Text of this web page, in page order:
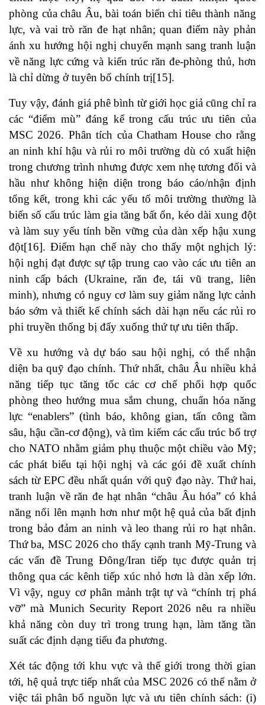
phòng của châu Âu, bài toán biến chi tiêu thành năng
lực, và vai trò răn đe hạt nhân; quan điểm này phản
ánh xu hướng hội nghị chuyển mạnh sang tranh luận
về năng lực cứng và kiến trúc răn đe-phòng thủ, hơn
là chỉ dừng ở tuyên bố chính trị[15].
Tuy vậy, đánh giá phê bình từ giới học giả cũng chỉ ra
các “điểm mù” đáng kể trong cấu trúc ưu tiên của
MSC 2026. Phân tích của Chatham House cho rằng
an ninh khí hậu và rủi ro môi trường dù có xuất hiện
trong chương trình nhưng được xem nhẹ tương đối và
hầu như không hiện diện trong báo cáo/nhận định
tổng kết, trong khi các yếu tố môi trường thường là
biến số cấu trúc làm gia tăng bất ổn, kéo dài xung đột
và làm suy yếu tính bền vững của dàn xếp hậu xung
đột[16]. Điểm hạn chế này cho thấy một nghịch lý:
hội nghị đạt được sự tập trung cao vào các ưu tiên an
ninh cấp bách (Ukraine, răn đe, tái vũ trang, liên
minh), nhưng có nguy cơ làm suy giảm năng lực cảnh
báo sớm và thiết kế chính sách dài hạn nếu các rủi ro
phi truyền thống bị đẩy xuống thứ tự ưu tiên thấp.
Về xu hướng và dự báo sau hội nghị, có thể nhận
diện ba quỹ đạo chính. Thứ nhất, châu Âu nhiều khả
năng tiếp tục tăng tốc các cơ chế phối hợp quốc
phòng theo hướng mua sắm chung, chuẩn hóa năng
lực “enablers” (tình báo, không gian, tấn công tầm
sâu, hậu cần-cơ động), và tìm kiếm các cấu trúc bổ trợ
cho NATO nhằm giảm phụ thuộc một chiều vào Mỹ;
các phát biểu tại hội nghị và các gói đề xuất chính
sách từ EPC đều nhất quán với quỹ đạo này. Thứ hai,
tranh luận về răn đe hạt nhân “châu Âu hóa” có khả
năng nổi lên mạnh hơn như một hệ quả của bất định
trong bảo đảm an ninh và leo thang rủi ro hạt nhân.
Thứ ba, MSC 2026 cho thấy cạnh tranh Mỹ-Trung và
các vấn đề Trung Đông/Iran tiếp tục được quản trị
thông qua các kênh tiếp xúc nhỏ hơn là dàn xếp lớn.
Vì vậy, nguy cơ phân mảnh trật tự và “chính trị phá
vỡ” mà Munich Security Report 2026 nêu ra nhiều
khả năng còn duy trì trong trung hạn, làm tăng tần
suất các định dạng tiểu đa phương.
Xét tác động tới khu vực và thế giới trong thời gian
tới, hệ quả trực tiếp nhất của MSC 2026 có thể nằm ở
việc tái phân bổ nguồn lực và ưu tiên chính sách: (i)